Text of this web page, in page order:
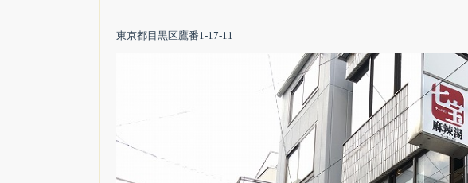
東京都目黒区鷹番1-17-11